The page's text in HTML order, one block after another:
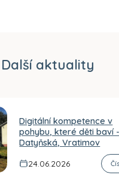
Další aktuality
Digitální kompetence v
pohybu, které děti baví
Datyňská, Vratimov
24.06.2026